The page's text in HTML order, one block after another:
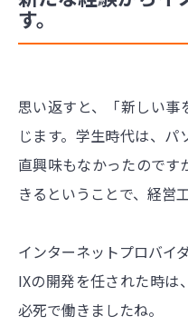
す。
思い返すと、「新しい事
じます。学生時代は、
直興味もなかったのです
きるということで、経営
インターネットプロバイ
IXの開発を任された時は
必死で働きましたね。